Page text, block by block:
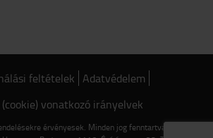
feltételek Adatvédelem
vonatkozó irányelvek
érvényesek. Minden jog fenntartva © 2022